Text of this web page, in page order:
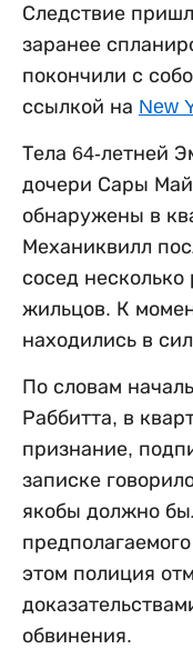
Следствие
заранее
покончили с
ссылкой на New
Тела 64-летней
дочери Сары
обнаружены в
Механиквилл
сосед
жильцов. К
находились в
По словам
Раббитта, в
признание,
записке
якобы должно
этом полиция
обвинения.